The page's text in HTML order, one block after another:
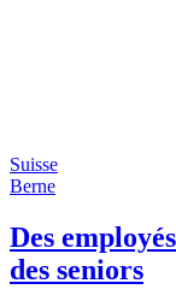
Suisse
Berne
Des
des seniors